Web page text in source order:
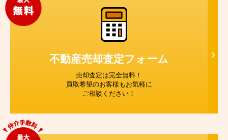
不動産売却査定フォーム
売却査定は完全無料！
買取希望のお客様もお気軽に
ご相談ください！